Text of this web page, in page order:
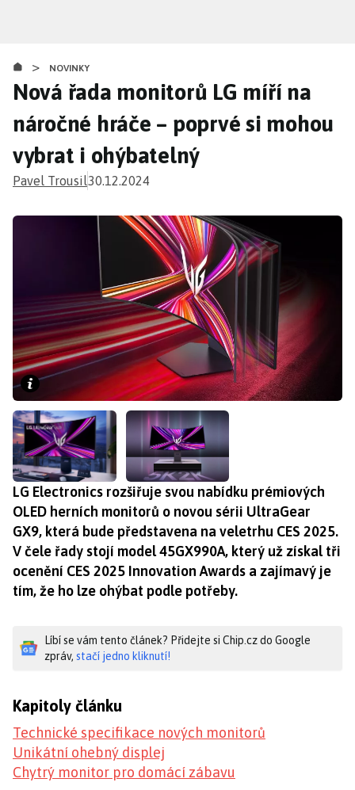
obsahu
> NOVINKY
Nová řada monitorů LG míří na
náročné hráče – poprvé si mohou
vybrat i ohýbatelný
Pavel Trousil30.12.2024
LG Electronics rozšiřuje svou nabídku prémiových
OLED herních monitorů o novou sérii UltraGear
GX9, která bude představena na veletrhu CES 2025.
V čele řady stojí model 45GX990A, který už získal tři
ocenění CES 2025 Innovation Awards a zajímavý je
tím, že ho lze ohýbat podle potřeby.
Líbí se vám tento článek? Přidejte si Chip.cz do Google
zpráv, stačí jedno kliknutí!
Kapitoly článku
Technické specifikace nových monitorů
Unikátní ohebný displej
Chytrý monitor pro domácí zábavu